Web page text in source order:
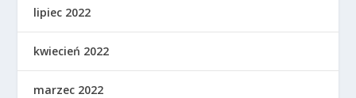
lipiec 2022
kwiecień 2022
marzec 2022